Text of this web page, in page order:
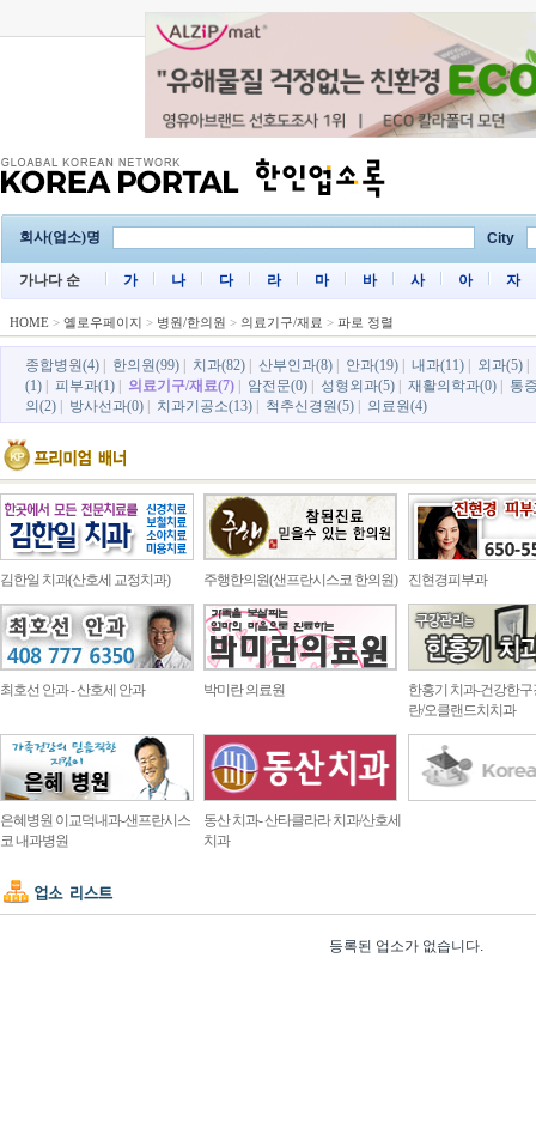
회사(업소)명 City
가나다 순 가 나 다 라 마 바 사 아 자
HOME > 옐로우페이지 > 병원/한의원 > 의료기구/재료 > 파로 정렬
종합병원(4) 한의원(99) 치과(82) 산부인과(8) 안과(19) 내과(11) 외과(5)
(1)
피부과(1) 의료기구/재료(7) 암전문(0) 성형외과(5) 재활의학과(0)
통
의(2)
방사선과(0) 치과기공소(13) 척추신경원(5) 의료원(4)
김한일 치과(산호세 교정치과) 주행한의원(샌프란시스코 한의원) 진현경피부과
최호선 안과 - 산호세 안과 박미란 의료원
한홍기 치과-건강한
란/오클랜드치치과
은혜병원 이교덕내과-샌프란시스
코 내과병원
동산 치과- 산타클라라 치과/산호세
치과
등록된 업소가 없습니다.